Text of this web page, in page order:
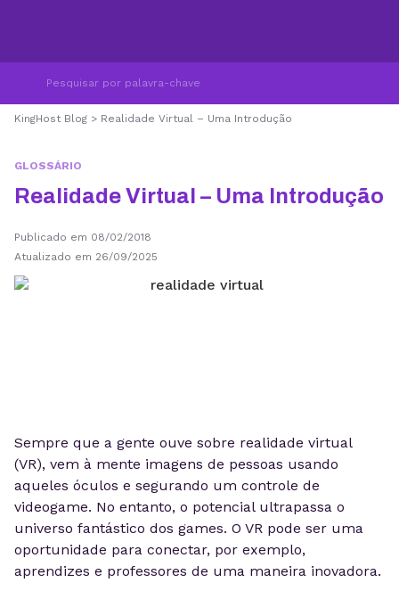
KingHost Blog > Realidade Virtual – Uma Introdução
GLOSSÁRIO
Realidade Virtual – Uma Introdução
Publicado em 08/02/2018
Atualizado em 26/09/2025
Sempre que a gente ouve sobre realidade virtual
(VR), vem à mente imagens de pessoas usando
aqueles óculos e segurando um controle de
videogame. No entanto, o potencial ultrapassa o
universo fantástico dos games. O VR pode ser uma
oportunidade para conectar, por exemplo,
aprendizes e professores de uma maneira inovadora.